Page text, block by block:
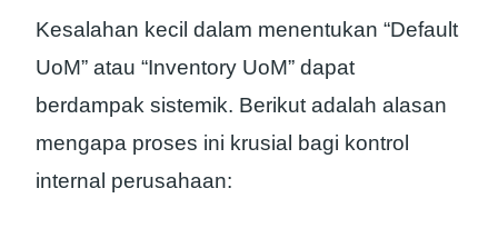
Kesalahan kecil dalam menentukan “Default
UoM” atau “Inventory UoM” dapat
berdampak sistemik. Berikut adalah alasan
mengapa proses ini krusial bagi kontrol
internal perusahaan: